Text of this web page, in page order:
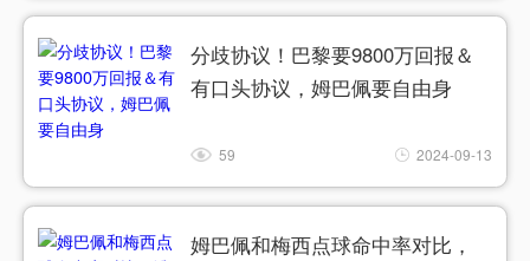
分歧协议！巴黎要9800万回报＆
有口头协议，姆巴佩要自由身
59 2024-09-13
姆巴佩和梅西点球命中率对比，